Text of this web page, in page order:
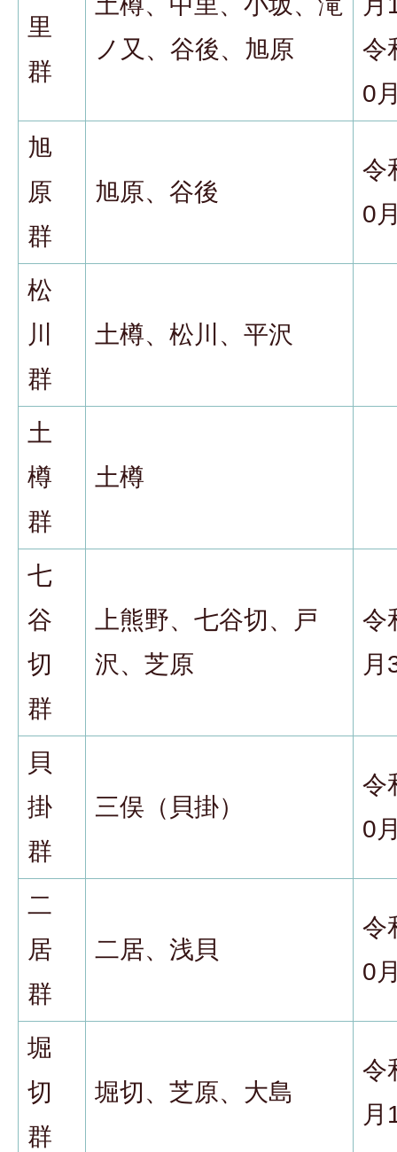
里
群
ノ又、谷後、旭原
令
0
旭
原
群
旭原、谷後
令
0
松
川
群
土樽、松川、平沢
土
樽
群
土樽
七
谷
切
群
上熊野、七谷切、戸
沢、芝原
令
月
貝
掛
群
三俣（貝掛）
令
0
二
居
群
二居、浅貝
令
0
堀
切
群
堀切、芝原、大島
令
月